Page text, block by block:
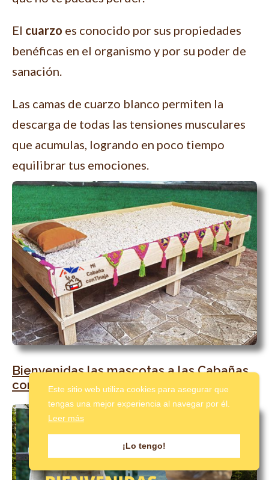
El cuarzo es conocido por sus propiedades
benéficas en el organismo y por su poder de
sanación.
Las camas de cuarzo blanco permiten la
descarga de todas las tensiones musculares
que acumulas, logrando en poco tiempo
equilibrar tus emociones.
Bienvenidas las mascotas a las Cabañas
con Tinaja en Lautaro
Este sitio web utiliza cookies para asegurar que
tengas una mejor experiencia al navegar por él.
Leer más
¡Lo tengo!